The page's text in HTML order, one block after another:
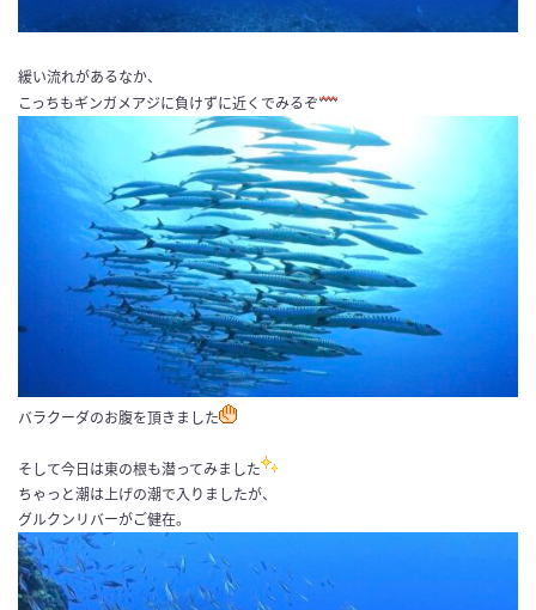
緩い流れがあるなか、
こっちもギンガメアジに負けずに近くでみるぞ
バラクーダのお腹を頂きました
そして今日は東の根も潜ってみました
ちゃっと潮は上げの潮で入りましたが、
グルクンリバーがご健在。